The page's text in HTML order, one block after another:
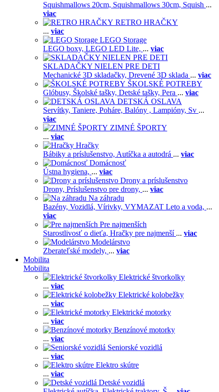
Squishmallows 20cm, Squishmallows 30cm, Squish ...
viac
RETRO HRAČKY
... viac
LEGO Storage
LEGO boxy, LEGO LED Lite, ... viac
SKLADAČKY NIELEN PRE DETI
Mechanické 3D skladačky, Drevené 3D sklada ... viac
ŠKOLSKÉ POTREBY
Glóbusy, Školské tašky, Detské tašky, Pera ... viac
DETSKÁ OSLAVA
Servítky, Taniere, Poháre, Balóny , Lampióny, Sv ...
viac
ZIMNÉ ŠPORTY
... viac
Hračky
Bábiky a príslušenstvo, Autíčka a autodrá ... viac
Domácnosť
Ústna hygiena, ... viac
Drony a príslušenstvo
Drony, Príslušenstvo pre drony, ... viac
Na záhradu
Bazény, Vozidlá, Vírivky, VYMAZAT Leto a voda, ...
viac
Pre najmenších
Starostlivosť o dieťa, Hračky pre najmenší ... viac
Modelárstvo
Zberateľské modely, ... viac
Mobilita
Mobilita
Elektrické štvorkolky
... viac
Elektrické kolobežky
... viac
Elektrické motorky
... viac
Benzínové motorky
... viac
Seniorské vozidlá
... viac
Elektro skútre
... viac
Detské vozidlá